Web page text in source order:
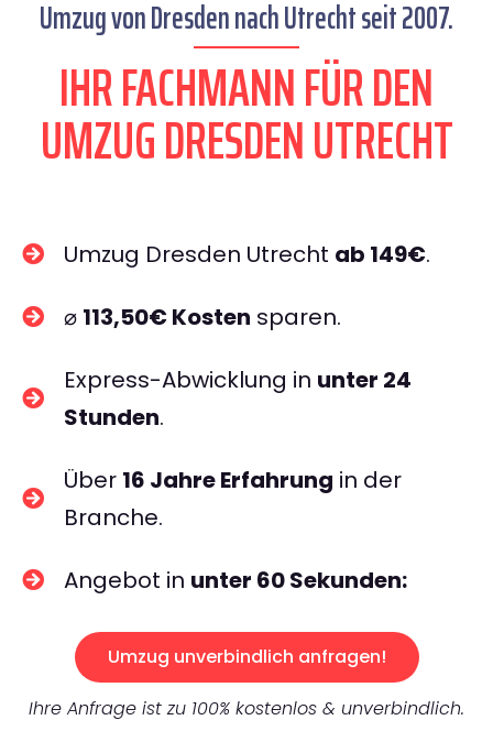
Umzug von Dresden nach Utrecht seit 2007.
IHR FACHMANN FÜR DEN
UMZUG DRESDEN UTRECHT
Umzug Dresden Utrecht ab 149€.
⌀ 113,50€ Kosten sparen.
Express-Abwicklung in unter 24
Stunden.
Über 16 Jahre Erfahrung in der
Branche.
Angebot in unter 60 Sekunden:
Umzug unverbindlich anfragen!
Ihre Anfrage ist zu 100% kostenlos & unverbindlich.